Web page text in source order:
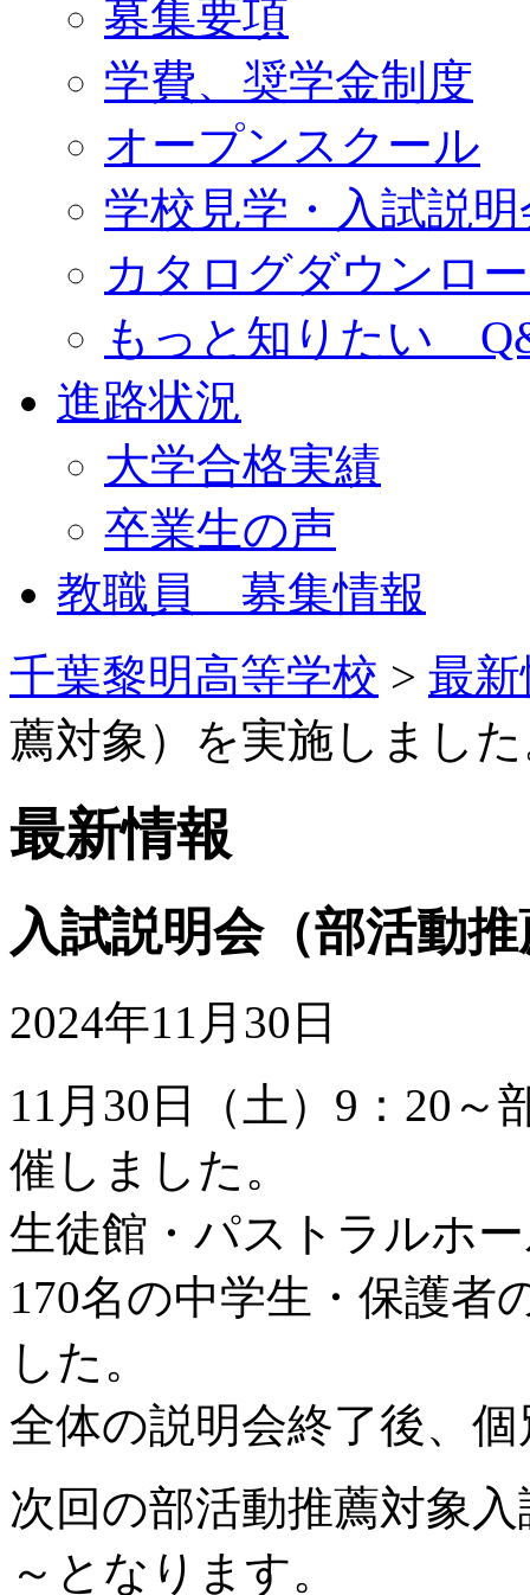
募集要項
学費、奨学金制度
オープンスクール
学校見学・入試説明
カタログダウンロ
もっと知りたい
進路状況
大学合格実績
卒業生の声
教職員 募集情報
千葉黎明高等学校 > 最
薦対象）を実施しまし
最新情報
入試説明会（部活動
2024年11月30日
11月30日（土）9：20～
催しました。
生徒館・パストラルホ
170名の中学生・保護者
した。
全体の説明会終了後、
次回の部活動推薦対象
～となります。